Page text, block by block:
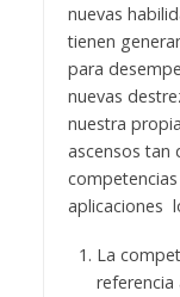
nuevas
tienen
para
nuevas
nuestra
ascensos tan
aplicaciones
La